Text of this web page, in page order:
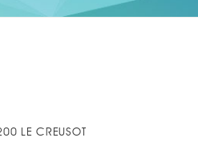
LE CREUSOT